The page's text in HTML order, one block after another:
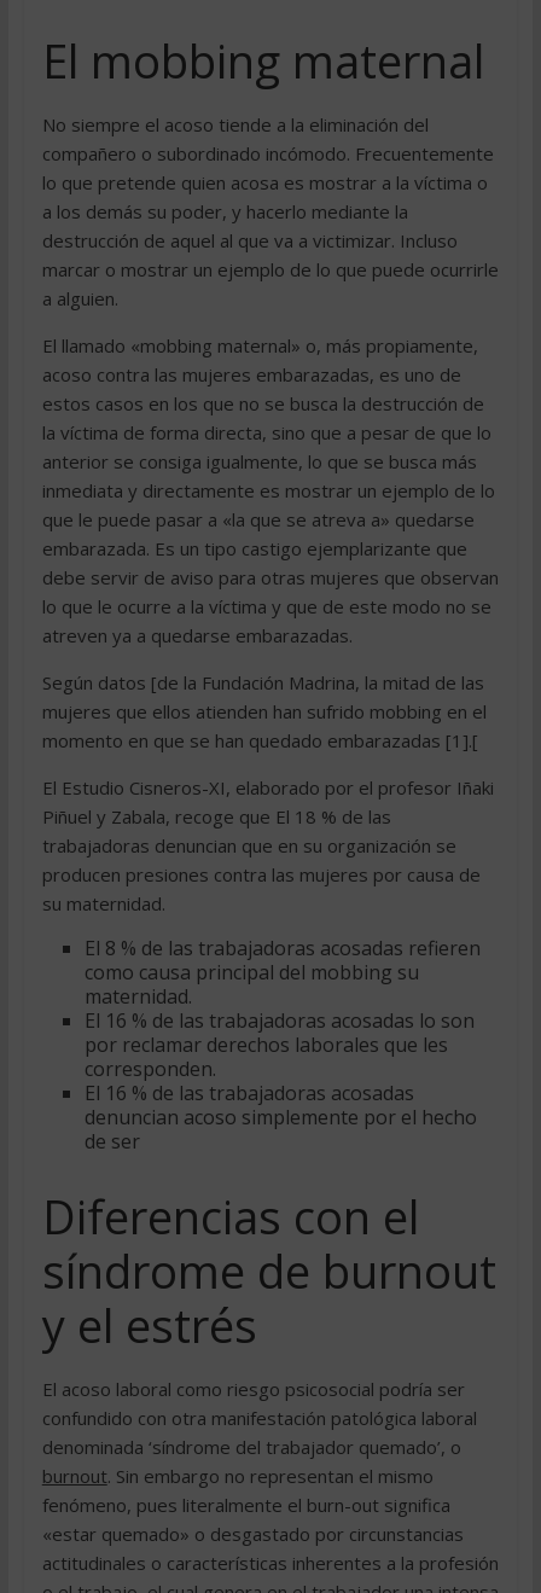
El mobbing maternal
No siempre el acoso tiende a la eliminación del
compañero o subordinado incómodo. Frecuentemente
lo que pretende quien acosa es mostrar a la víctima o
a los demás su poder, y hacerlo mediante la
destrucción de aquel al que va a victimizar. Incluso
marcar o mostrar un ejemplo de lo que puede ocurrirle
a alguien.
El llamado «mobbing maternal» o, más propiamente,
acoso contra las mujeres embarazadas, es uno de
estos casos en los que no se busca la destrucción de
la víctima de forma directa, sino que a pesar de que lo
anterior se consiga igualmente, lo que se busca más
inmediata y directamente es mostrar un ejemplo de lo
que le puede pasar a «la que se atreva a» quedarse
embarazada. Es un tipo castigo ejemplarizante que
debe servir de aviso para otras mujeres que observan
lo que le ocurre a la víctima y que de este modo no se
atreven ya a quedarse embarazadas.
Según datos [de la Fundación Madrina, la mitad de las
mujeres que ellos atienden han sufrido mobbing en el
momento en que se han quedado embarazadas [1].[
El Estudio Cisneros-XI, elaborado por el profesor Iñaki
Piñuel y Zabala, recoge que El 18 % de las
trabajadoras denuncian que en su organización se
producen presiones contra las mujeres por causa de
su maternidad.
El 8 % de las trabajadoras acosadas refieren
como causa principal del mobbing su
maternidad.
El 16 % de las trabajadoras acosadas lo son
por reclamar derechos laborales que les
corresponden.
El 16 % de las trabajadoras acosadas
denuncian acoso simplemente por el hecho
de ser
Diferencias con el
síndrome de burnout
y el estrés
El acoso laboral como riesgo psicosocial podría ser
confundido con otra manifestación patológica laboral
denominada ‘síndrome del trabajador quemado’, o
burnout. Sin embargo no representan el mismo
fenómeno, pues literalmente el burn-out significa
«estar quemado» o desgastado por circunstancias
actitudinales o características inherentes a la profesión